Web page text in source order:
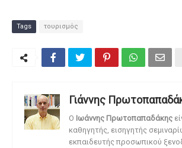
Tags τουρισμός
Γιάννης
O Ιωάννης Πρωτοπαπαδάκης
καθηγητής, εισηγητής
εκπαιδευτής προσωπικού